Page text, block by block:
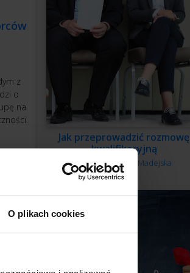
O plikach cookies
z
o
na
Jak przeprowadzić rozmowę
kwalifikacyjną
Autor:Monika Madejska